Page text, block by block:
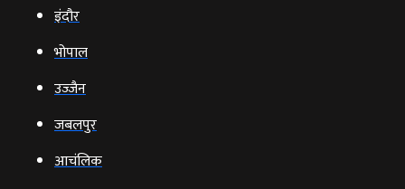
इंदौर
भोपाल
उज्‍जैन
जबलपुर
आचंलिक